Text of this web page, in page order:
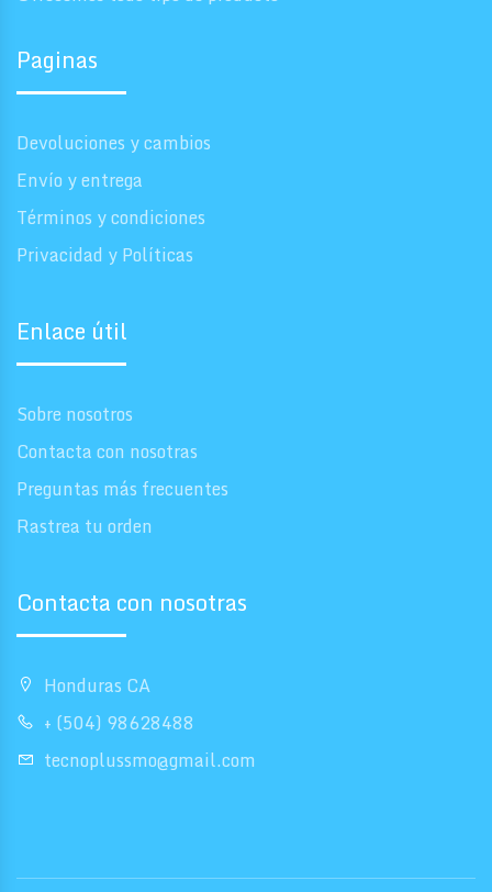
Paginas
Devoluciones y cambios
Envío y entrega
Términos y condiciones
Privacidad y Políticas
Enlace útil
Sobre nosotros
Contacta con nosotras
Preguntas más frecuentes
Rastrea tu orden
Contacta con nosotras
Honduras CA
+ (504) 98628488
tecnoplussmo@gmail.com